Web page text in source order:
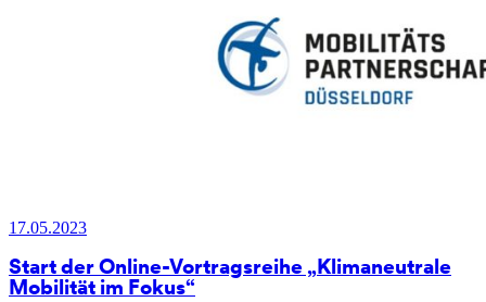
17.05.2023
Start der Online-Vortragsreihe „Klimaneutrale
Mobilität im Fokus“